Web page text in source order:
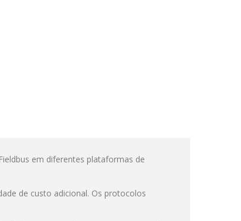
em diferentes plataformas de
de custo adicional. Os protocolos